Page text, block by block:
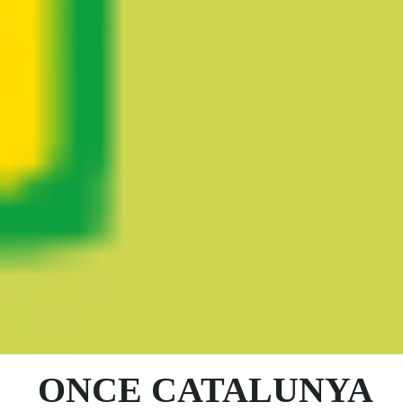
ONCE CATALUNYA